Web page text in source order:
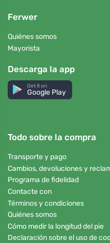
Ferwer
Quiénes somos
Mayorista
Descarga la app
Get it on
Google Play
Todo sobre la compra
Transporte y pago
Cambios, devoluciones y
Programa de fidelidad
Contacte con
Términos y condiciones
Quiénes somos
Cómo medir la longitud del pie
Declaración sobre el uso de